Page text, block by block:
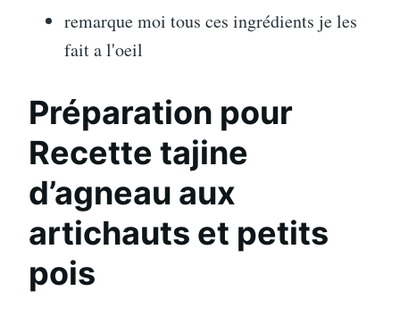
remarque moi tous ces ingrédients je les
fait a l'oeil
Préparation pour
Recette tajine
d’agneau aux
artichauts et petits
pois